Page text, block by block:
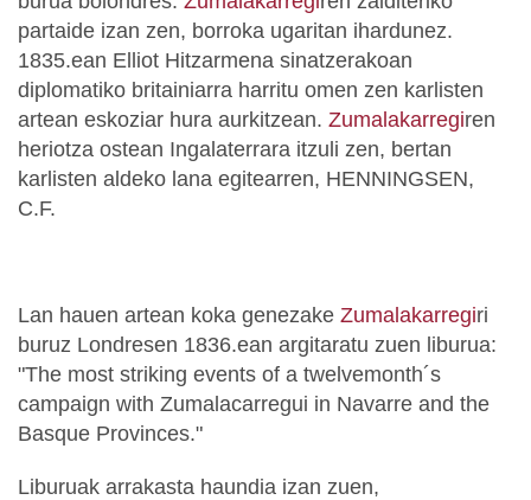
partaide izan zen, borroka ugaritan ihardunez.
1835.ean Elliot Hitzarmena sinatzerakoan
diplomatiko britainiarra harritu omen zen karlisten
artean eskoziar hura aurkitzean. Zumalakarregiren
heriotza ostean Ingalaterrara itzuli zen, bertan
karlisten aldeko lana egitearren, HENNINGSEN,
C.F.
Lan hauen artean koka genezake Zumalakarregiri
buruz Londresen 1836.ean argitaratu zuen liburua:
"The most striking events of a twelvemonth´s
campaign with Zumalacarregui in Navarre and the
Basque Provinces."
Liburuak arrakasta haundia izan zuen,